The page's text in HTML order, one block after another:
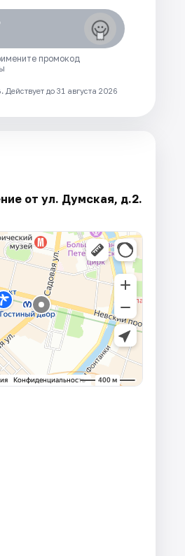
промокод
Действует до 31 августа 2026
от ул. Думская, д.2.